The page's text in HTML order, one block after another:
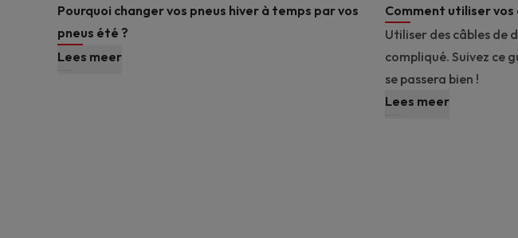
Pourquoi changer vos pneus hiver à temps par vos
pneus été ?
Lees meer
Comment utiliser
Utiliser des câbles de
compliqué. Suivez ce
se passera bien !
Lees meer